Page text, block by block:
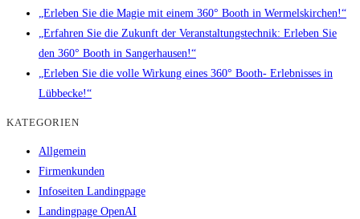
„Erleben Sie die Magie mit einem 360° Booth in Wermelskirchen!“
„Erfahren Sie die Zukunft der Veranstaltungstechnik: Erleben Sie
den 360° Booth in Sangerhausen!“
„Erleben Sie die volle Wirkung eines 360° Booth- Erlebnisses in
Lübbecke!“
KATEGORIEN
Allgemein
Firmenkunden
Infoseiten Landingpage
Landingpage OpenAI